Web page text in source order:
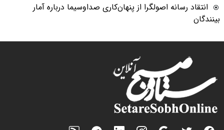
انتقاد رسانه اصولگرا از پنهان‌کاری صداوسیما درباره آمار
بینندگان